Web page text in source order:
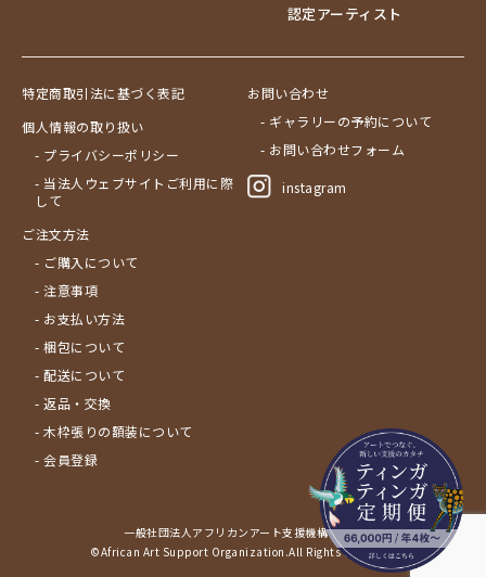
認定アーティスト
特定商取引法に基づく表記
個人情報の取り扱い
- プライバシーポリシー
- 当法人ウェブサイトご利用に際
して
ご注文方法
- ご購入について
- 注意事項
- お支払い方法
- 梱包について
- 配送について
- 返品・交換
- 木枠張りの額装について
- 会員登録
お問い合わせ
- ギャラリーの予約について
- お問い合わせフォーム
instagram
一般社団法人アフリカンアート支援機構サイト
©African Art Support Organization.All Rights Reserved.